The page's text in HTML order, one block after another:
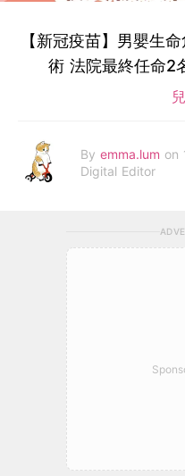
【新冠疫苗】男嬰生
術 法院最終任命2
By emma.lum on
Digital Editor